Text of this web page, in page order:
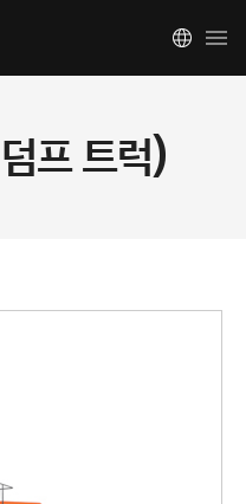
프 트럭)